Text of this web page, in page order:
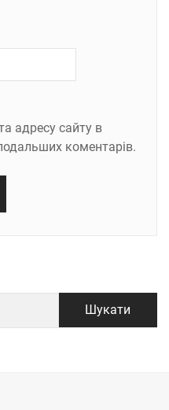
адресу сайту в
коментарів.